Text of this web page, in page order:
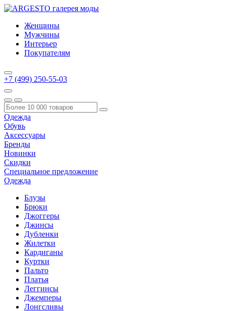
Женщины
Мужчины
Интерьер
Покупателям
+7 (499) 250-55-03
Одежда
Обувь
Аксессуары
Бренды
Новинки
Скидки
Специальное предложение
Одежда
Блузы
Брюки
Джоггеры
Джинсы
Дубленки
Жилетки
Кардиганы
Куртки
Пальто
Платья
Леггинсы
Джемперы
Лонгсливы